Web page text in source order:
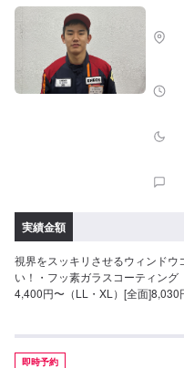
実績金額
視界をスッキリさせるウィンドウ
い！・フッ素ガラスコーティング
4,400円〜（LL・XL）[全面
します）
即時予約